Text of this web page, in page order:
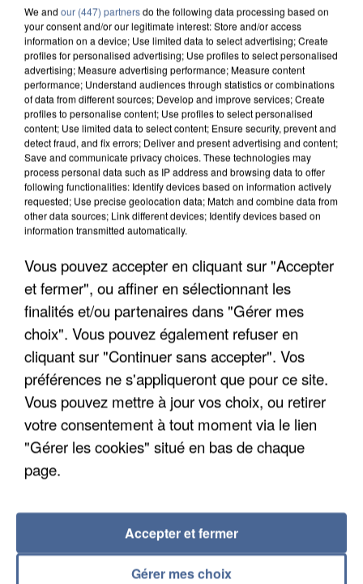
COULÉE DE BOUE EN HAUTE-SAVOIE
LES DONNÉES DE 300 000 CLIENTS DÉROBÉES À
INTERMARCHÉ APRÈS UNE...
We and our (447) partnersdo the following data processing based on
your consent and/or our legitimate interest: Store and/or access
information on a device; Use limited data to select advertising; Create
profiles for personalised advertising; Use profiles to select personalised
advertising; Measure advertising performance; Measure content
performance; Understand audiences through statistics or combinations
of data from different sources; Develop and improve services; Create
profiles to personalise content; Use profiles to select personalised
content; Use limited data to select content; Ensure security, prevent and
detect fraud, and fix errors; Deliver and present advertising and content;
Save and communicate privacy choices. These technologies may
process personal data such as IP address and browsing data to offer
following functionalities: Identify devices based on information actively
requested; Use precise geolocation data; Match and combine data from
other data sources; Link different devices; Identify devices based on
information transmitted automatically.
Vous pouvez accepter en cliquant sur "Accepter
et fermer", ou affiner en sélectionnant les
finalités et/ou partenaires dans "Gérer mes
choix". Vous pouvez également refuser en
cliquant sur "Continuer sans accepter". Vos
préférences ne s'appliqueront que pour ce site.
Vous pouvez mettre à jour vos choix, ou retirer
votre consentement à tout moment via le lien
"Gérer les cookies" situé en bas de chaque
page.
Gérer mes choix
Accepter et fermer